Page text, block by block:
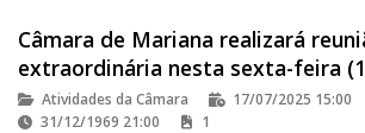
Câmara de Mariana realizará
extraordinária nesta sexta-feira
Atividades da Câmara
17/07/2025 15:00
31/12/1969 21:00
1